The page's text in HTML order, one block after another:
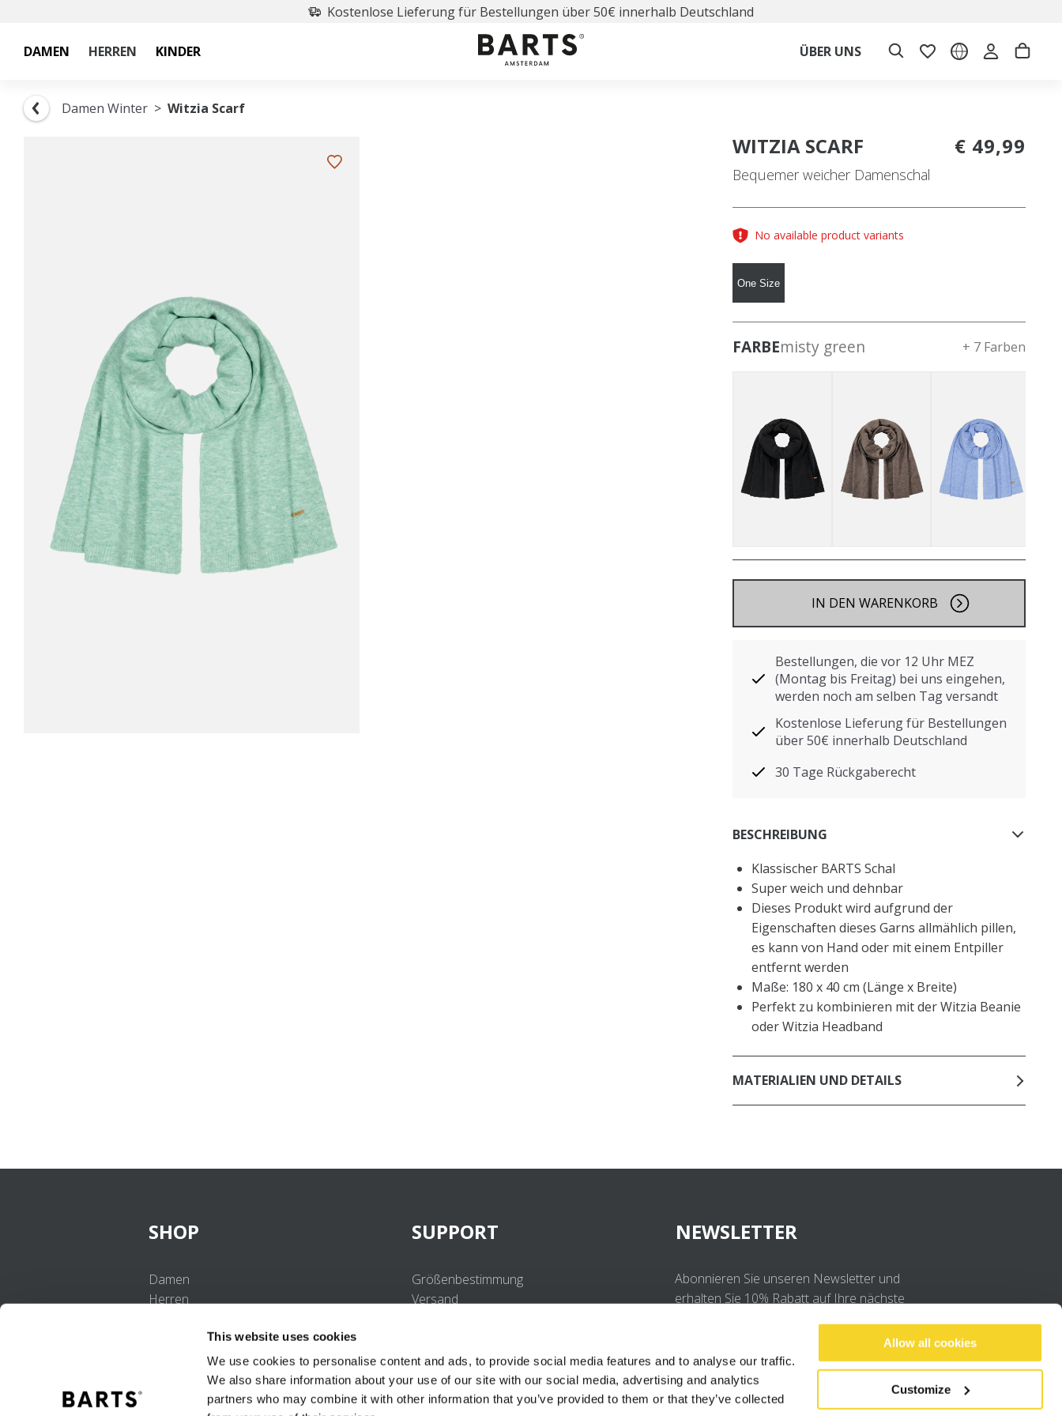
This website uses cookies
We use cookies to personalise content and ads, to provide social media features and to analyse our traffic.
We also share information about your use of our site with our social media, advertising and analytics
partners who may combine it with other information that you’ve provided to them or that they’ve collected
Allow all cookies
Customize
Kostenlose Lieferung für Bestellungen über 50€ innerhalb Deutschland
DAMEN HERREN KINDER ÜBER UNS
Damen Winter Witzia Scarf
WITZIA SCARF
Bequemer weicher Damenschal
€ 49,99
No available product variants
One Size
FARBEmisty green + 7 Farben
IN DEN WARENKORB
Bestellungen, die vor 12 Uhr MEZ
(Montag bis Freitag) bei uns eingehen,
werden noch am selben Tag versandt
Kostenlose Lieferung für Bestellungen
über 50€ innerhalb Deutschland
30 Tage Rückgaberecht
BESCHREIBUNG
Klassischer BARTS Schal
Super weich und dehnbar
Dieses Produkt wird aufgrund der
Eigenschaften dieses Garns allmählich pillen,
es kann von Hand oder mit einem Entpiller
entfernt werden
Maße: 180 x 40 cm (Länge x Breite)
Perfekt zu kombinieren mit der Witzia Beanie
oder Witzia Headband
MATERIALIEN UND DETAILS
SHOP
Damen
Herren
SUPPORT
Größenbestimmung
Versand
Kontakt
UV-Schutzstandard
B2B Portal Login
NEWSLETTER
Abonnieren Sie unseren Newsletter und
erhalten Sie 10% Rabatt auf Ihre nächste
OK
Ich stimme derDatenschutzerklärung.